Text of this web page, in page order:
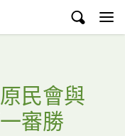
民會與
審勝